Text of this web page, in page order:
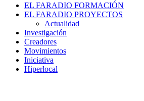
EL FARADIO FORMACIÓN
EL FARADIO PROYECTOS
Actualidad
Investigación
Creadores
Movimientos
Iniciativa
Hiperlocal